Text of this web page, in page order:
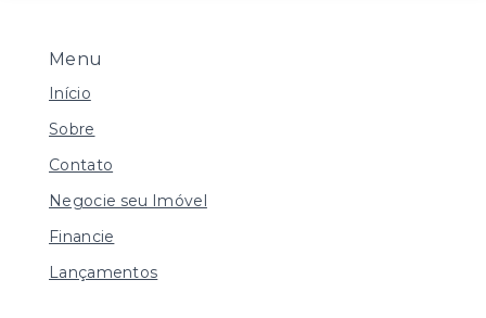
Menu
Início
Sobre
Contato
Negocie seu Imóvel
Financie
Lançamentos